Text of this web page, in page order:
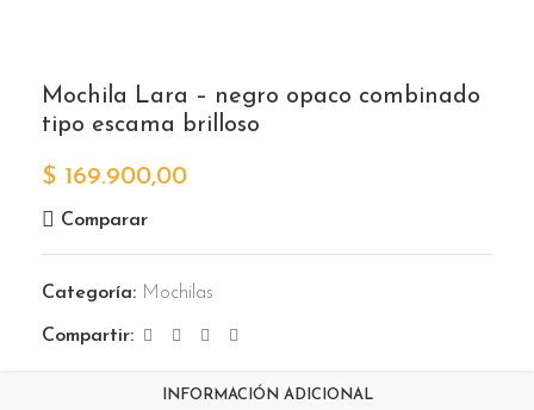
Mochila Lara – negro opaco combinado
tipo escama brilloso
$ 169.900,00
Comparar
Categoría: Mochilas
Compartir:
INFORMACIÓN ADICIONAL